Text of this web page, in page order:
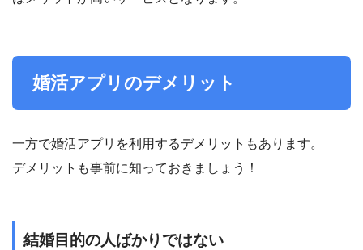
婚活アプリのデメリット
一方で婚活アプリを利用するデメリットもあります。
デメリットも事前に知っておきましょう！
結婚目的の人ばかりではない